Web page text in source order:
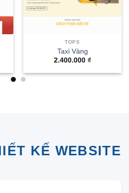
TOPS
Taxi Vàng
2.400.000 ₫
KẾ WEBSITE